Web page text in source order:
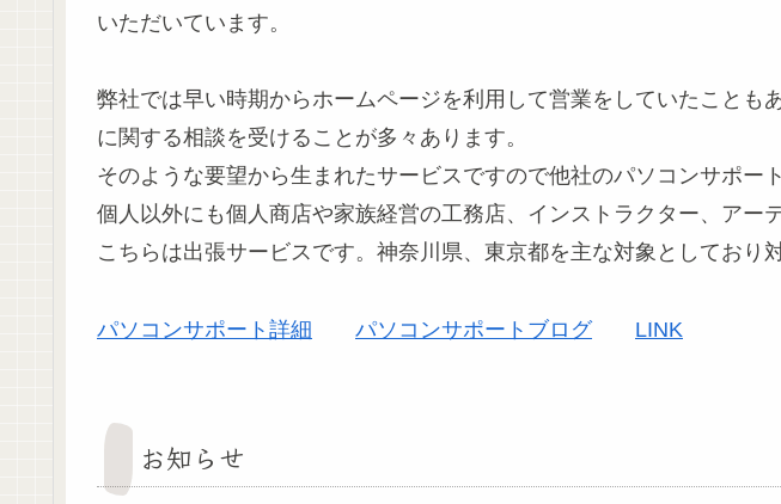
いただいています。
弊社では早い時期からホームページを利用して営業をしていたこと
に関する相談を受けることが多々あります。
そのような要望から生まれたサービスですので他社のパソコンサポー
個人以外にも個人商店や家族経営の工務店、インストラクター、アー
こちらは出張サービスです。神奈川県、東京都を主な対象としており
パソコンサポート詳細 パソコンサポートブログ LINK
お知らせ